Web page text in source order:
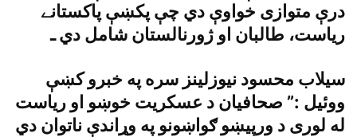
درې متوازى خواوې دي چې پکښې پاکستانے
رياست، طالبان او ژورنالستان شامل دي ـ
سيلاب محسود نيوزلينز سره په خبرو کښې
ووئيل :” صحافيان د عسکريت خوښو او رياست
له لورى د ورپيښو ګواښونو په وړاندې ناتوان دي